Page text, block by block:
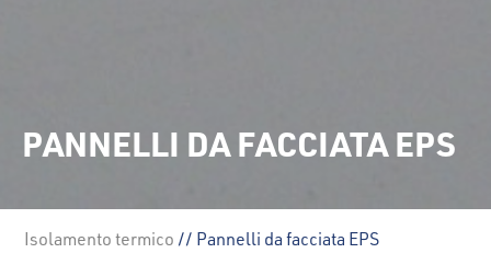
PANNELLI DA FACCIATA EPS
Isolamento termico // Pannelli da facciata EPS